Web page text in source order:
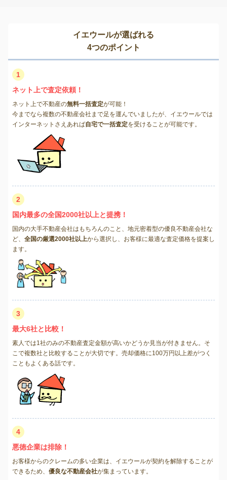
イエウールが選ばれる
4つのポイント
1
ネット上で査定依頼！
ネット上で不動産の無料一括査定が可能！
今までなら複数の不動産会社まで足を運んでいましたが、イエウールでは
インターネットさえあれば自宅で一括査定を受けることが可能です。
2
国内最多の全国2000社以上と提携！
国内の大手不動産会社はもちろんのこと、地元密着型の優良不動産会社な
ど、 全国の厳選2000社以上から選択し、お客様に最適な査定価格を提案し
ます。
3
最大6社と比較！
素人では1社のみの不動産査定金額が高いかどうか見当が付きません。そ
こで複数社と比較することが大切です。売却価格に100万円以上差がつく
こともよくある話です。
4
悪徳企業は排除！
お客様からのクレームの多い企業は、イエウールが契約を解除することが
できるため、 優良な不動産会社が集まっています。